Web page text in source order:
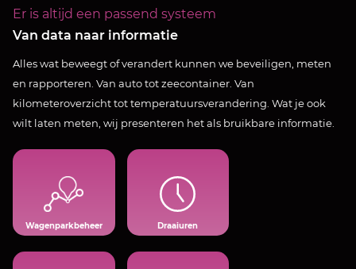
Er is altijd een passend systeem
Van data naar informatie
Alles wat beweegt of verandert kunnen we beveiligen, meten
en rapporteren. Van auto tot zeecontainer. Van
kilometeroverzicht tot temperatuursverandering. Wat je ook
wilt laten meten, wij presenteren het als bruikbare informatie.
Wagenparkbeheer
Compleet
en
overzicht​
Draaiuren
inzetten
en
machine
Bestaat
het niet,